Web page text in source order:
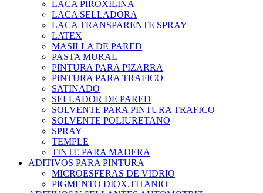
LACA PIROXILINA
LACA SELLADORA
LACA TRANSPARENTE SPRAY
LATEX
MASILLA DE PARED
PASTA MURAL
PINTURA PARA PIZARRA
PINTURA PARA TRAFICO
SATINADO
SELLADOR DE PARED
SOLVENTE PARA PINTURA TRAFICO
SOLVENTE POLIURETANO
SPRAY
TEMPLE
TINTE PARA MADERA
ADITIVOS PARA PINTURA
MICROESFERAS DE VIDRIO
PIGMENTO DIOX.TITANIO